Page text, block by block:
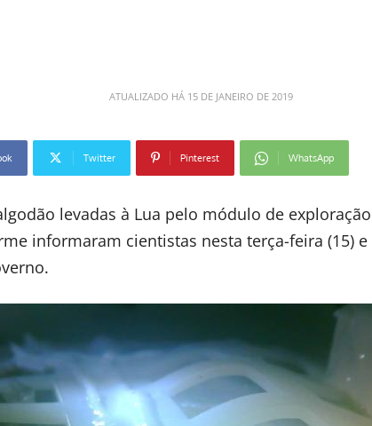
ATUALIZADO HÁ 15 DE JANEIRO DE 2019
Twitter Pinterest WhatsApp
levadas à Lua pelo módulo de
informaram cientistas nesta terça-feira (15)